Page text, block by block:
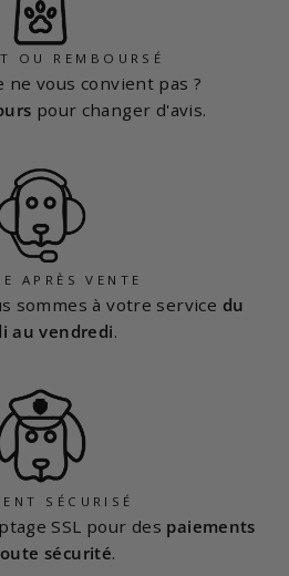
OU REMBOURSÉ
ne vous convient pas ?
pour changer d'avis.
APRÈS VENTE
sommes à votre service du
au vendredi.
SÉCURISÉ
SSL pour des paiements
sécurité.